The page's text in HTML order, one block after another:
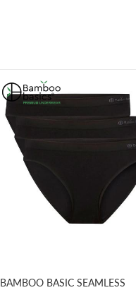
BAMBOO BASIC SEAMLESS